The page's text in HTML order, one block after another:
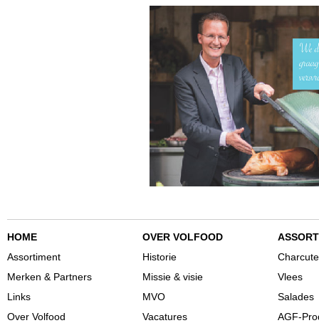
HOME
Assortiment
Merken & Partners
Links
Over Volfood
OVER VOLFOOD
Historie
Missie & visie
MVO
Vacatures
Vlees
Salades
AGF-